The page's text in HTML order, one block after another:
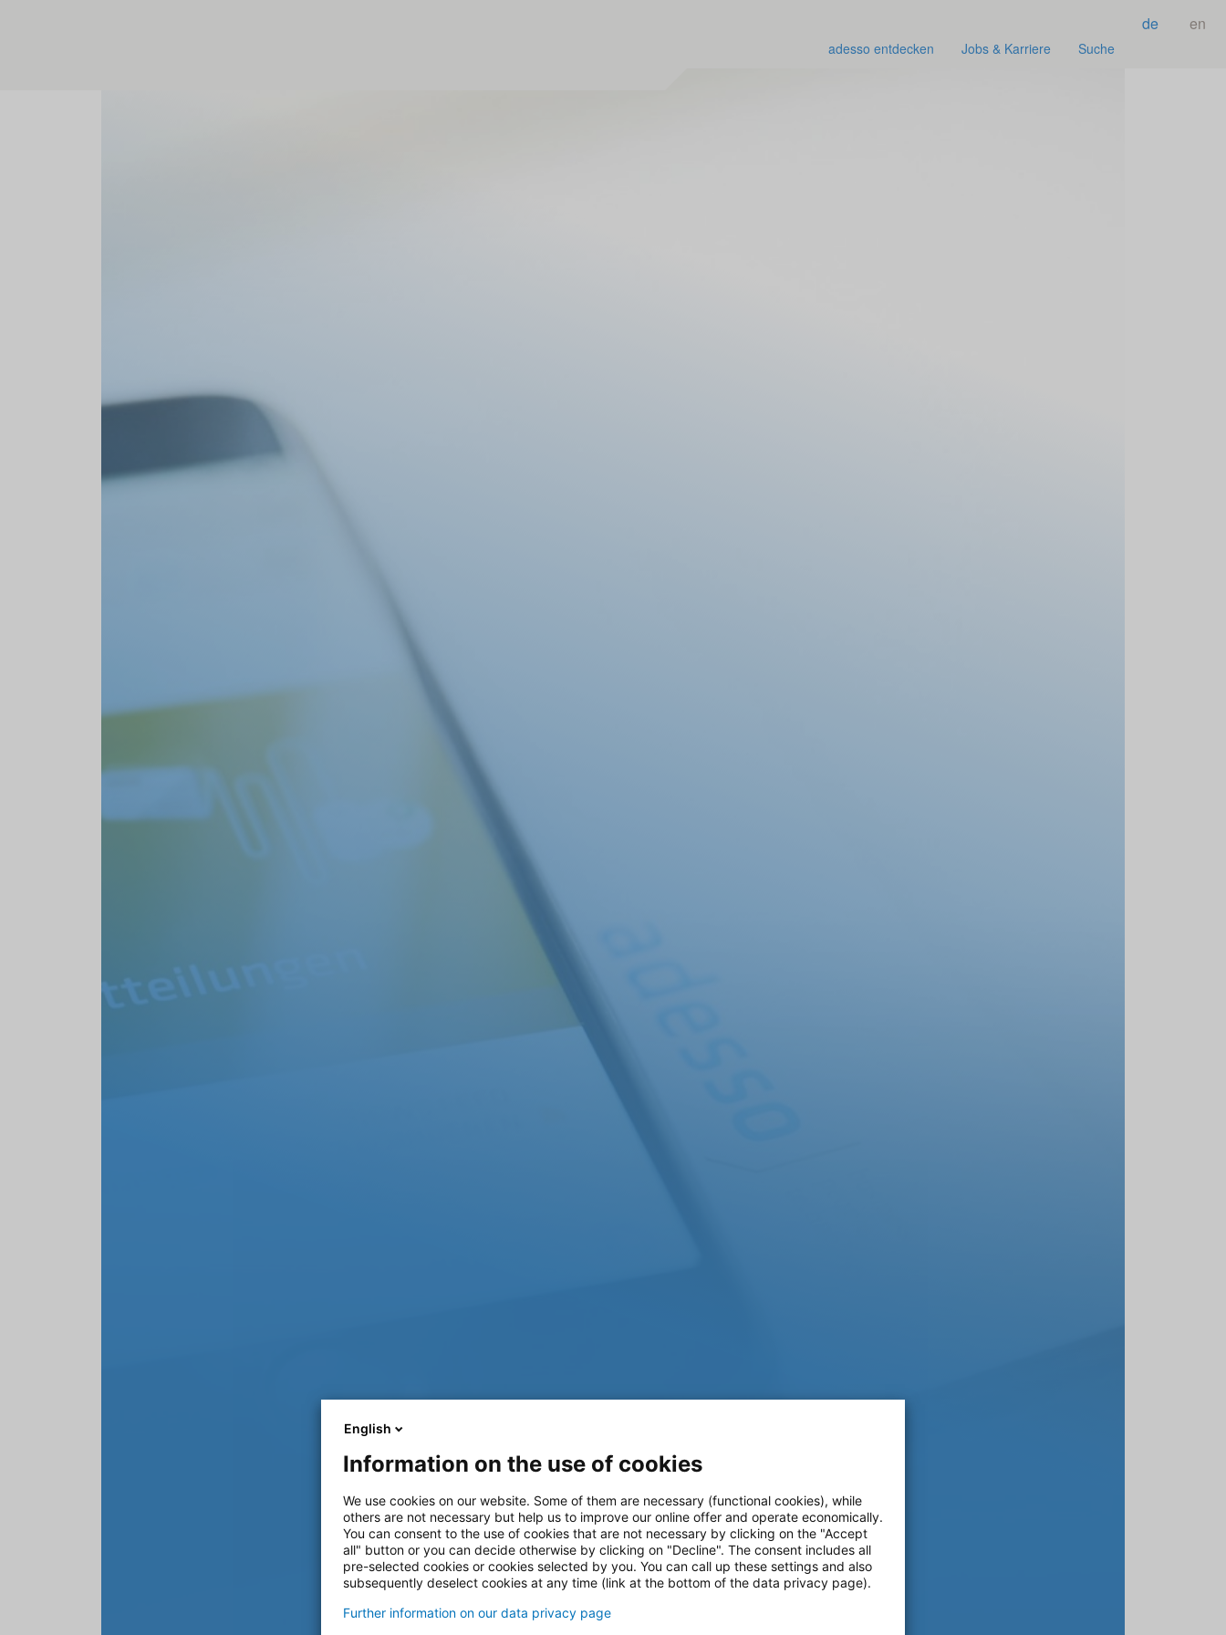
de en
adesso entdecken Jobs & Karriere Suche
English
Information on the use of cookies
We use cookies on our website. Some of them are necessary (functional cookies), while
others are not necessary but help us to improve our online offer and operate economically.
You can consent to the use of cookies that are not necessary by clicking on the "Accept
all" button or you can decide otherwise by clicking on "Decline". The consent includes all
pre-selected cookies or cookies selected by you. You can call up these settings and also
subsequently deselect cookies at any time (link at the bottom of the data privacy page).
Further information on our data privacy page